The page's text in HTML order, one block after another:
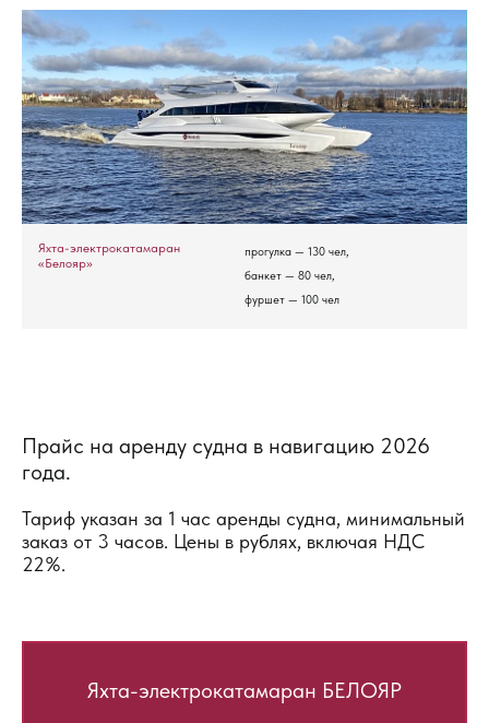
Яхта-электрокатамаран
«Белояр»
прогулка — 130 чел,
банкет — 80 чел,
фуршет — 100 чел
Прайс на аренду судна в навигацию 2026
года.
Тариф указан за 1 час аренды судна, минимальный
заказ от 3 часов. Цены в рублях, включая НДС
22%.
Яхта-электрокатамаран БЕЛОЯР